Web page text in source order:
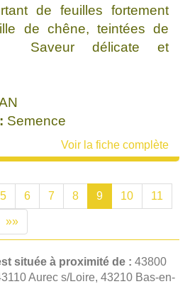
de feuilles fortement
de chêne, teintées de
Saveur délicate et
Semence
Voir la fiche complète
5 6 7 8 9 10 11
»»
située à proximité de : 43800
Aurec s/Loire, 43210 Bas-en-